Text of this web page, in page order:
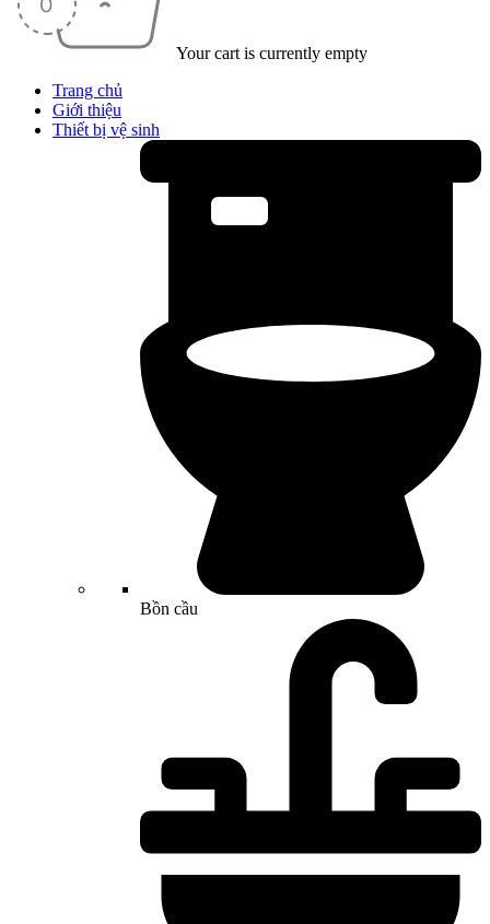
Your cart is currently empty
Trang chủ
Giới thiệu
Thiết bị vệ sinh
Bồn cầu